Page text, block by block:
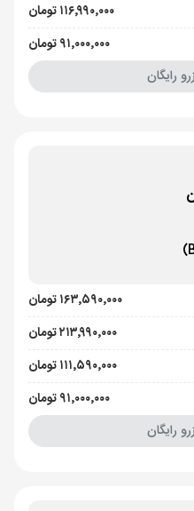
۱۱۶٬۹۹۰٬۰۰۰ تومان
۹۱٬۰۰۰٬۰۰۰ تومان
رایگان
۱۶۳٬۵۹۰٬۰۰۰ تومان
۲۱۳٬۹۹۰٬۰۰۰ تومان
۱۱۱٬۵۹۰٬۰۰۰ تومان
۹۱٬۰۰۰٬۰۰۰ تومان
رایگان